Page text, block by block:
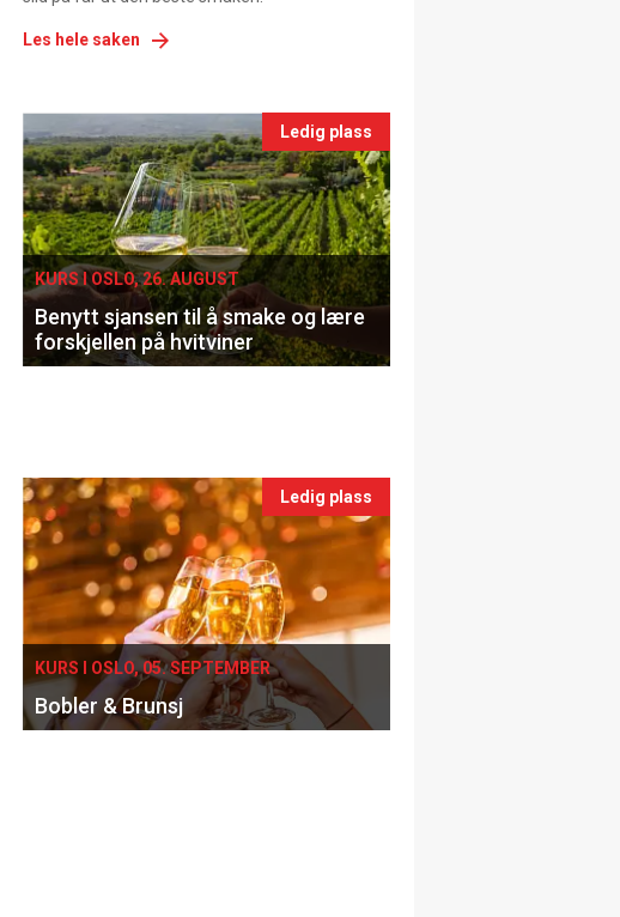
Les hele saken
Events
single
Ledig plass
KURS I OSLO, 26. AUGUST
Benytt sjansen til å smake og lære
forskjellen på hvitviner
Ledig plass
KURS I OSLO, 05. SEPTEMBER
Bobler & Brunsj